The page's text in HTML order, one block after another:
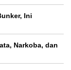
Ini
Narkoba, dan